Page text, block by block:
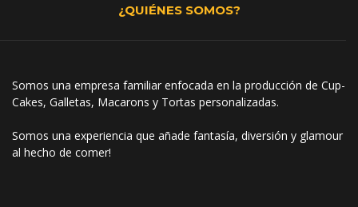
¿QUIÉNES SOMOS?
Somos una empresa familiar enfocada en la producción de Cup-
Cakes, Galletas, Macarons y Tortas personalizadas.
Somos una experiencia que añade fantasía, diversión y glamour
al hecho de comer!